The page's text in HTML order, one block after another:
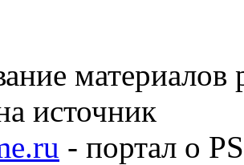
материалов
источник
- портал о